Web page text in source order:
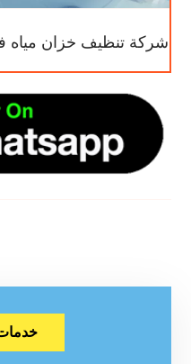
شركة تنظيف خزان مياه في راس